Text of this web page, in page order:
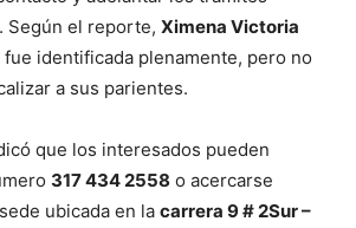
Según el reporte, Ximena Victoria
fue identificada plenamente, pero no
a sus parientes.
que los interesados pueden
317 434 2558 o acercarse
ubicada en la carrera 9 # 2Sur –